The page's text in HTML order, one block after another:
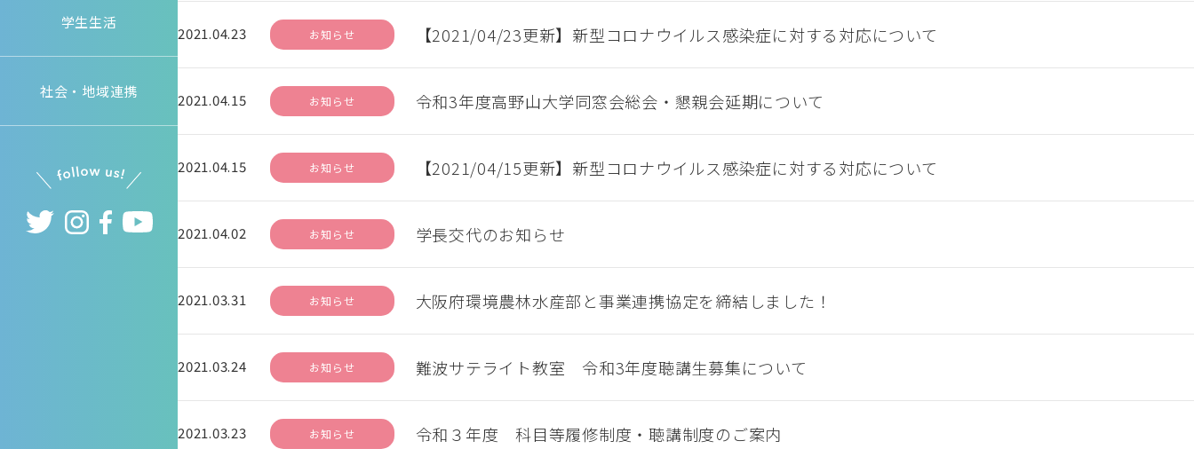
学生生活
社会・地域連携
2021.04.23 お知らせ 【2021/04/23更新】新型コロナウイルス感染症に対する対応について
2021.04.15 お知らせ 令和3年度高野山大学同窓会総会・懇親会延期について
2021.04.15 お知らせ 【2021/04/15更新】新型コロナウイルス感染症に対する対応について
2021.04.02 お知らせ 学長交代のお知らせ
2021.03.31 お知らせ 大阪府環境農林水産部と事業連携協定を締結しました！
2021.03.24 お知らせ 難波サテライト教室 令和3年度聴講生募集について
2021.03.23 お知らせ 令和３年度 科目等履修制度・聴講制度のご案内